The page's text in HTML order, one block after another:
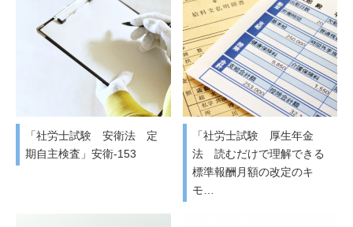
「社労士試験 安衛法 定
期自主検査」安衛-153
「社労士試験 厚生年金
法 読むだけで理解できる
標準報酬月額の改定のキ
モ…